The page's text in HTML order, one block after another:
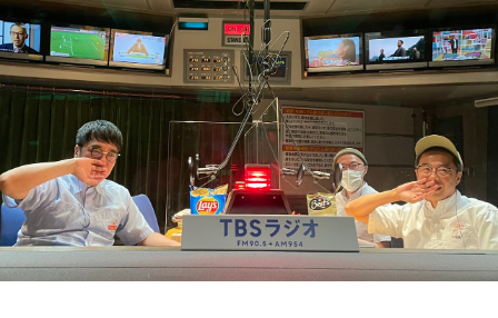
イベント・グッズ
YouTube
会社情報